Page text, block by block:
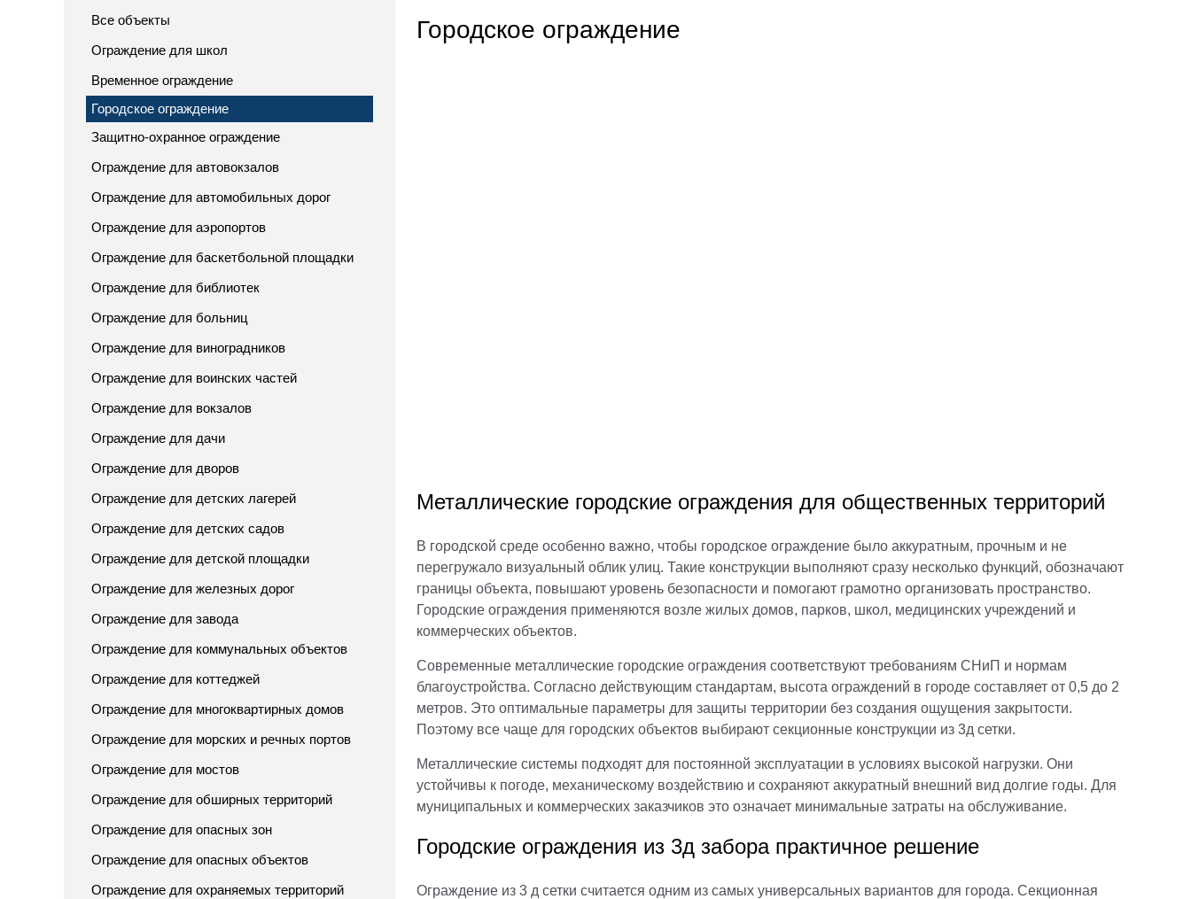
Все объекты
Ограждение для школ
Временное ограждение
Городское ограждение
Защитно-охранное ограждение
Ограждение для автовокзалов
Ограждение для автомобильных дорог
Ограждение для аэропортов
Ограждение для баскетбольной площадки
Ограждение для библиотек
Ограждение для больниц
Ограждение для виноградников
Ограждение для воинских частей
Ограждение для вокзалов
Ограждение для дачи
Ограждение для дворов
Ограждение для детских лагерей
Ограждение для детских садов
Ограждение для детской площадки
Ограждение для железных дорог
Ограждение для завода
Ограждение для коммунальных объектов
Ограждение для коттеджей
Ограждение для многоквартирных домов
Ограждение для морских и речных портов
Ограждение для мостов
Ограждение для обширных территорий
Ограждение для опасных зон
Ограждение для опасных объектов
Ограждение для охраняемых территорий
Городское ограждение
Металлические городские ограждения для общественных территорий
В городской среде особенно важно, чтобы городское ограждение было аккуратным, прочным и не
перегружало визуальный облик улиц. Такие конструкции выполняют сразу несколько функций, обозначают
границы объекта, повышают уровень безопасности и помогают грамотно организовать пространство.
Городские ограждения применяются возле жилых домов, парков, школ, медицинских учреждений и
коммерческих объектов.
Современные металлические городские ограждения соответствуют требованиям СНиП и нормам
благоустройства. Согласно действующим стандартам, высота ограждений в городе составляет от 0,5 до 2
метров. Это оптимальные параметры для защиты территории без создания ощущения закрытости.
Поэтому все чаще для городских объектов выбирают секционные конструкции из 3д сетки.
Металлические системы подходят для постоянной эксплуатации в условиях высокой нагрузки. Они
устойчивы к погоде, механическому воздействию и сохраняют аккуратный внешний вид долгие годы. Для
муниципальных и коммерческих заказчиков это означает минимальные затраты на обслуживание.
Городские ограждения из 3д забора практичное решение
Ограждение из 3 д сетки считается одним из самых универсальных вариантов для города. Секционная